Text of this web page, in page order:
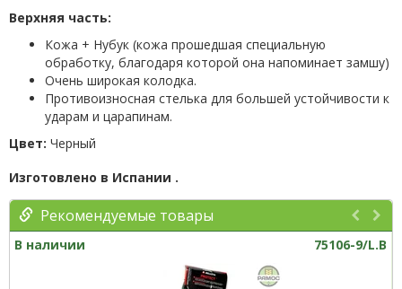
Верхняя часть:
Кожа + Нубук (кожа прошедшая специальную
обработку, благодаря которой она напоминает замшу)
Очень широкая колодка.
Противоизносная стелька для большей устойчивости к
ударам и царапинам.
Цвет: Черный
Изготовлено в Испании .
Рекомендуемые товары
В наличии 75106-9/L.B